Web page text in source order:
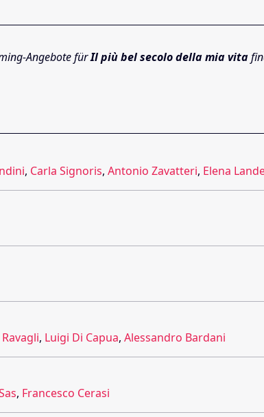
Angebote fürIl più bel secolo della mia vita
, Carla Signoris, Antonio Zavatteri, Elena
, Luigi Di Capua, Alessandro Bardani
, Francesco Cerasi